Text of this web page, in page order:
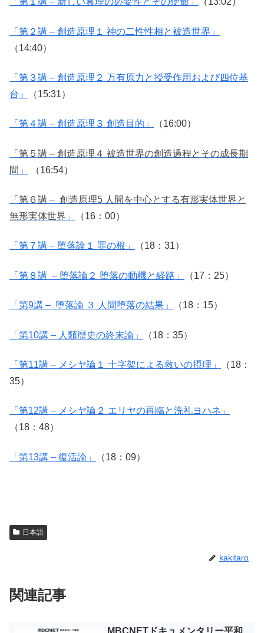
「第２講 – 創造原理１ 神の二性性相と被造世界」
（14:40）
「第３講 – 創造原理２ 万有原力と授受作用および四位基
台」
（15:31）
「第４講 – 創造原理３ 創造目的」 （16:00）
「 第５講 – 創造原理４ 被造世界の創造過程とその成長期
間 」 （16:54）
「第６講 – 創造原理5 人間を中心とする有形実体世界と
無形実体世界 」 （16：00）
「第７講 – 堕落論１ 罪の根」 （18：31）
「第８講 – 堕落論２ 堕落の動機と経路」 （17：25）
「第9講 – 堕落論 ３ 人間堕落の結果」 （18：15）
「第10講 – 人類歴史の終末論」 （18：35）
「第11講 – メシヤ論１ 十字架による救いの摂理」
（18：
35）
「第12講 – メシヤ論２ エリヤの再臨と洗礼ヨハネ」
（18：48）
「第13講 – 復活論」 （18：09）
日本語
kakitaro
関連記事